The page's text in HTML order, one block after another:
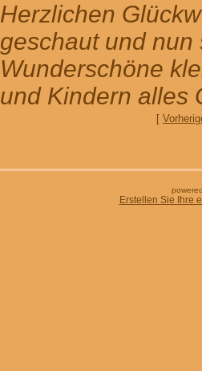
Herzlichen
geschaut und
Wunderschöne
und Kindern alles
[
Erstellen Sie Ihre